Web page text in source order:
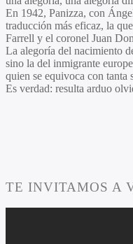
En 1942, Panizza, con
traducción más eficaz, la
Farrell y el coronel Juan
La alegoría del nacimiento
sino la del inmigrante
quien se equivoca con tanta
Es verdad: resulta arduo
TE INVITAMOS A